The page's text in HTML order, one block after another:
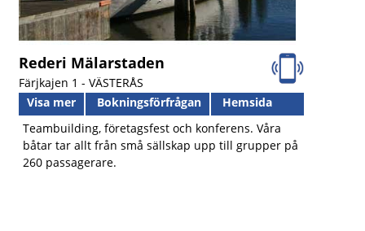
Rederi Mälarstaden
Färjkajen 1 - VÄSTERÅS
Visa mer
Bokningsförfrågan
Hemsida
Teambuilding, företagsfest och konferens. Våra
båtar tar allt från små sällskap upp till grupper på
260 passagerare.